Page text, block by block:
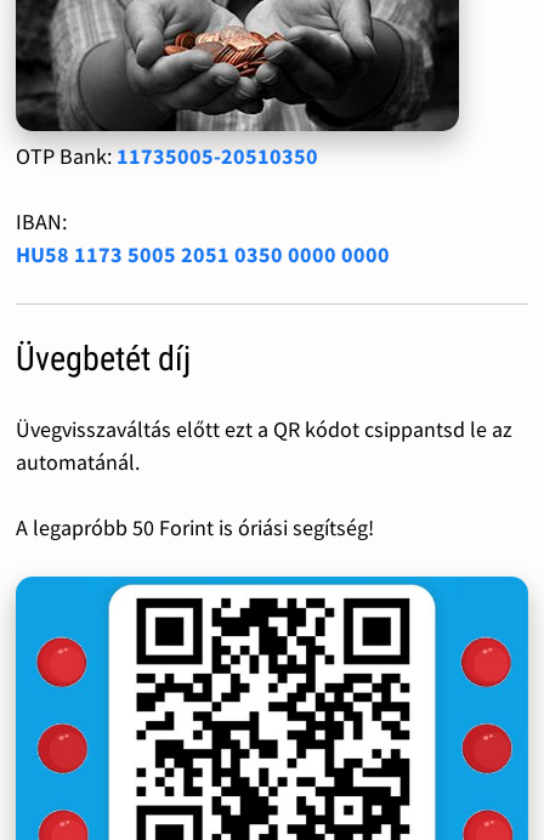
OTP Bank: 11735005-20510350
IBAN:
HU58 1173 5005 2051 0350 0000 0000
Üvegbetét díj
Üvegvisszaváltás előtt ezt a QR kódot csippantsd le az
automatánál.
A legapróbb 50 Forint is óriási segítség!